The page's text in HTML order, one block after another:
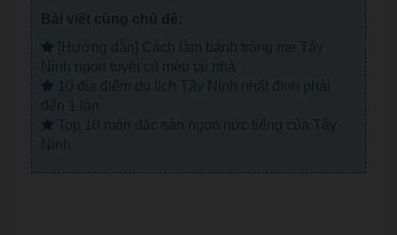
Bài viết cùng chủ đề:
[Hướng dẫn] Cách làm bánh tráng me Tây
Ninh ngon tuyệt cú mèo tại nhà
10 địa điểm du lịch Tây Ninh nhất định phải
đến 1 lần
Top 10 món đặc sản ngon nức tiếng của Tây
Ninh